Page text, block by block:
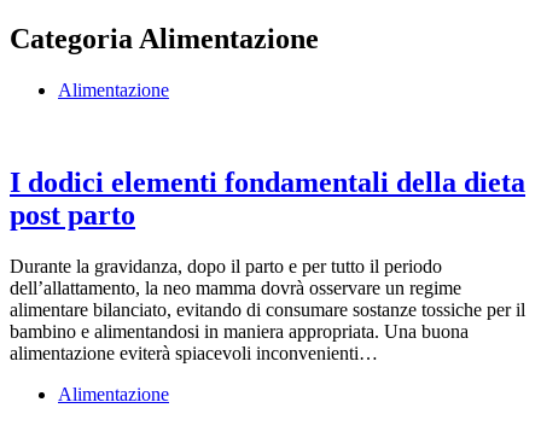
Categoria Alimentazione
Alimentazione
I dodici elementi fondamentali della dieta
post parto
Durante la gravidanza, dopo il parto e per tutto il periodo
dell’allattamento, la neo mamma dovrà osservare un regime
alimentare bilanciato, evitando di consumare sostanze tossiche per il
bambino e alimentandosi in maniera appropriata. Una buona
alimentazione eviterà spiacevoli inconvenienti…
Alimentazione